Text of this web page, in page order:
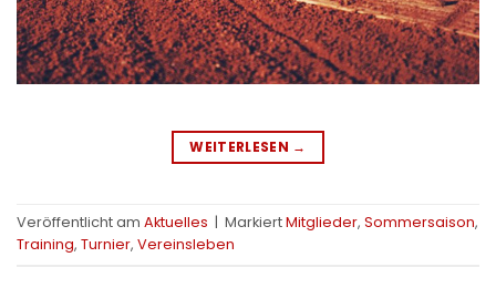
WEITERLESEN →
Veröffentlicht am Aktuelles | MarkiertMitglieder, Sommersaison,
Training, Turnier, Vereinsleben